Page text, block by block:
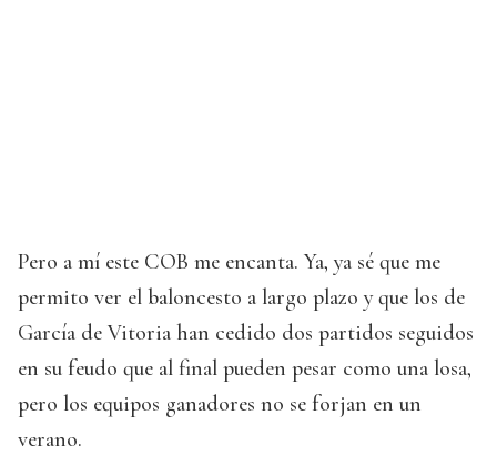
Pero a mí este COB me encanta. Ya, ya sé que me
permito ver el baloncesto a largo plazo y que los de
García de Vitoria han cedido dos partidos seguidos
en su feudo que al final pueden pesar como una losa,
pero los equipos ganadores no se forjan en un
verano.